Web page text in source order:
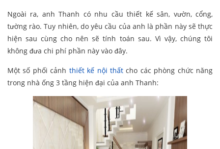
Ngoài ra, anh Thanh có nhu cầu thiết kế sân, vườn, cổng,
tường rào. Tuy nhiên, do yêu cầu của anh là phần này sẽ thực
hiện sau cùng cho nên sẽ tính toán sau. Vì vậy, chúng tôi
không đưa chi phí phần này vào đây.
Một số phối cảnh thiết kế nội thấtcho các phòng chức năng
trong nhà ống 3 tầng hiện đại của anh Thanh: